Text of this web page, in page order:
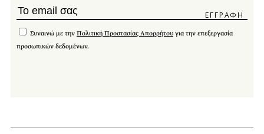
Συναινώ με την Πολιτική Προστασίας Απορρήτου για την επεξεργασία
προσωπικών δεδομένων.